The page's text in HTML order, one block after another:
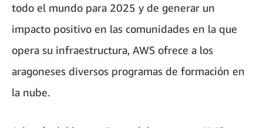
todo el mundo para 2025 y de generar un
impacto positivo en las comunidades en la que
opera su infraestructura, AWS ofrece a los
aragoneses diversos programas de formación en
la nube.